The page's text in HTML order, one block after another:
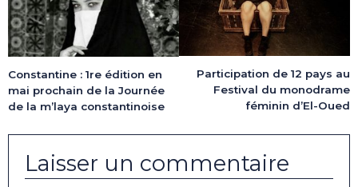
Constantine : 1re édition en
mai prochain de la Journée
de la m’laya constantinoise
Participation de 12 pays au
Festival du monodrame
féminin d’El-Oued
Laisser un commentaire